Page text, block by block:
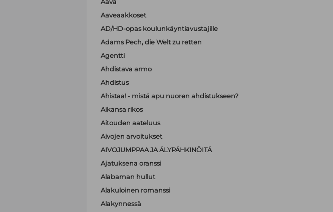
Aava
Aaveaakkoset
AD/HD-opas koulunkäyntiavustajille
Adams Pech, die Welt zu retten
Agentti
Ahdistava armo
Ahdistus
Ahistaa! - mistä apu nuoren ahdistukseen?
Aikansa rikos
Aitouden aateluus
Aivojen arvoitukset
AIVOJUMPPAA JA ÄLYPÄHKINÖITÄ
Ajatuksena oranssi
Alabaman hullut
Alakuloinen romanssi
Alakynnessä